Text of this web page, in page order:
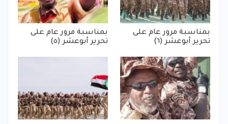
بمناسبة مرور عام على
تحرير أبوعشر (٦)
بمناسبة مرور عام على
تحرير أبوعشر (٥)